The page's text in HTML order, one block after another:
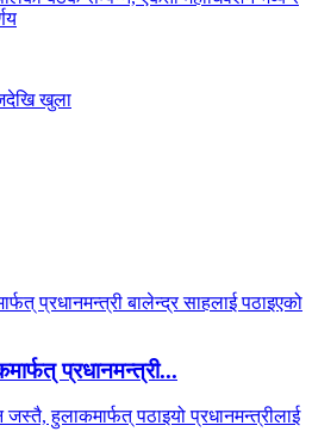
खुला
प्रधानमन्त्री...